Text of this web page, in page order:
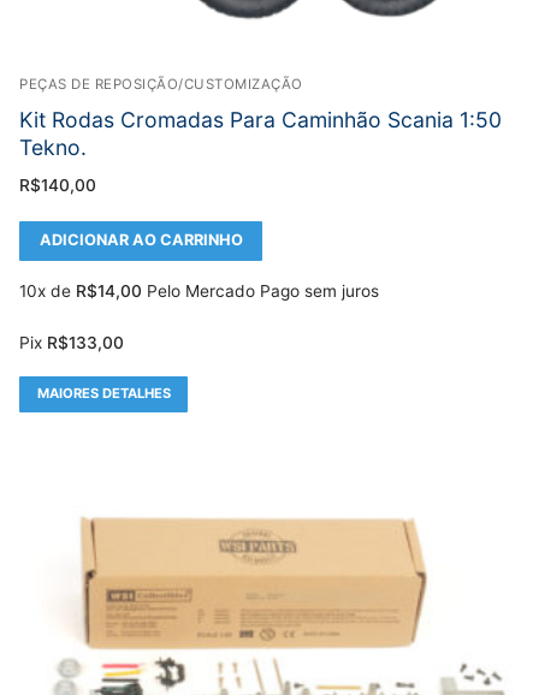
PEÇAS DE REPOSIÇÃO/CUSTOMIZAÇÃO
Kit Rodas Cromadas Para Caminhão Scania 1:50
Tekno.
R$140,00
ADICIONAR AO CARRINHO
10x de R$14,00 Pelo Mercado Pago sem juros
Pix R$133,00
MAIORES DETALHES